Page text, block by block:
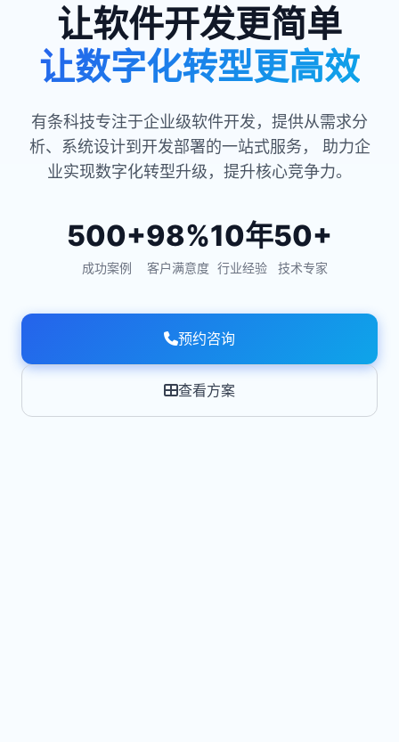
让软件开发更简单
让数字化转型更高效
有条科技专注于企业级软件开发，提供从需求分
析、系统设计到开发部署的一站式服务， 助力企
业实现数字化转型升级，提升核心竞争力。
500+
成功案例
98%
客户满意度
10年
行业经验
50+
技术专家
预约咨询
查看方案